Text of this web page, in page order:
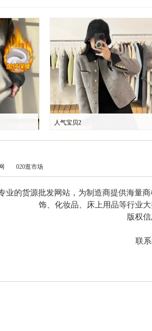
人气宝贝2
020逛市场
业的货源批发网站，为制造商提供海量
饰、化妆品、床上用品等行业
版权信
联